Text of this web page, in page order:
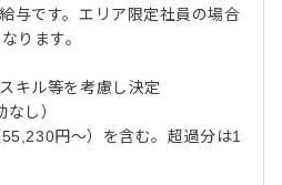
与です。エリア限定社員の場合
ります。
キル等を考慮し決定
し）
円～）を含む。超過分は1